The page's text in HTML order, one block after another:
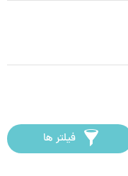
فیلتر ها